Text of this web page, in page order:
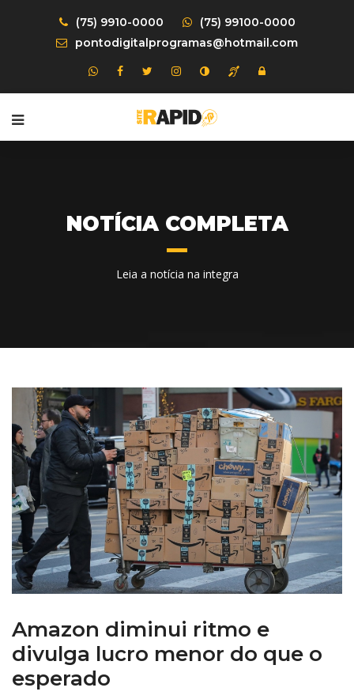
(75) 9910-0000
(75) 99100-0000
pontodigitalprogramas@hotmail.com
NOTÍCIA COMPLETA
Leia a notícia na integra
Amazon diminui ritmo e
divulga lucro menor do que o
esperado